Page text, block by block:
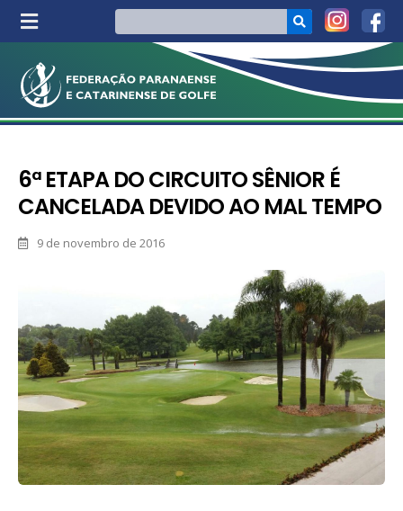
6ª ETAPA DO CIRCUITO SÊNIOR É
CANCELADA DEVIDO AO MAL TEMPO
9 de novembro de 2016